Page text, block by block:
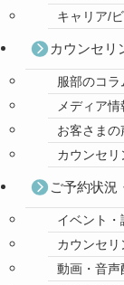
キャリア/
カウンセリ
服部のコラ
メディア情
お客さまの
カウンセリ
ご予約状況
イベント・
カウンセ
動画・音声